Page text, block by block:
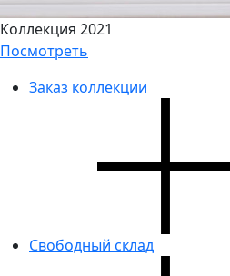
Коллекция 2021
Посмотреть
Заказ коллекции
Свободный склад